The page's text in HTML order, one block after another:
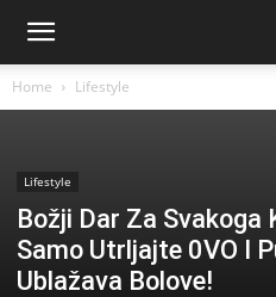
Home Lifestyle
Lifestyle
Božji Dar Za Svakoga
Samo Utrljajte 0VO I
Ublažava Bolove!